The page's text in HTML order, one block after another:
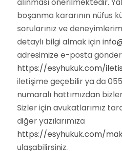
boşanma kararının nüfus
sorularınız ve
detaylı bilgi almak için
adresimize e-posta
https://esyhukuk.com/
iletişime geçebilir ya da
numaralı hattımızdan
Sizler için avukatlarımız
diğer yazılarımıza
https://esyhukuk.com/
ulaşabilirsiniz.